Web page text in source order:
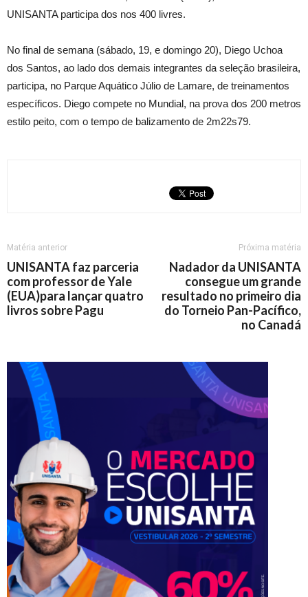
UNISANTA participa dos nos 400 livres.
No final de semana (sábado, 19, e domingo 20), Diego Uchoa
dos Santos, ao lado dos demais integrantes da seleção brasileira,
participa, no Parque Aquático Júlio de Lamare, de treinamentos
específicos. Diego compete no Mundial, na prova dos 200 metros
estilo peito, com o tempo de balizamento de 2m22s79.
Matéria anterior
UNISANTA faz parceria
com professor de Yale
(EUA)para lançar quatro
livros sobre Pagu
Próxima matéria
Nadador da UNISANTA
consegue um grande
resultado no primeiro dia
do Torneio Pan-Pacífico,
no Canadá